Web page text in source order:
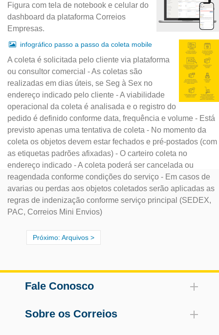
Figura com tela de notebook e celular do
dashboard da plataforma Correios
Empresas.
infográfico passo a passo da coleta mobile
A coleta é solicitada pelo cliente via plataforma
ou consultor comercial - As coletas são
realizadas em dias úteis, se Seg à Sex no
endereço indicado pelo cliente - A viabilidade
operacional da coleta é analisada e o registro do
pedido é definido conforme data, frequência e volume - Está
previsto apenas uma tentativa de coleta - No momento da
coleta os objetos devem estar fechados e pré-postados (com
as etiquetas padrões afixadas) - O carteiro coleta no
endereço indicado - A coleta poderá ser cancelada ou
reagendada conforme condições do serviço - Em casos de
avarias ou perdas aos objetos coletados serão aplicadas as
regras de indenização conforme serviço principal (SEDEX,
PAC, Correios Mini Envios)
Próximo: Arquivos
Fale Conosco
Sobre os Correios